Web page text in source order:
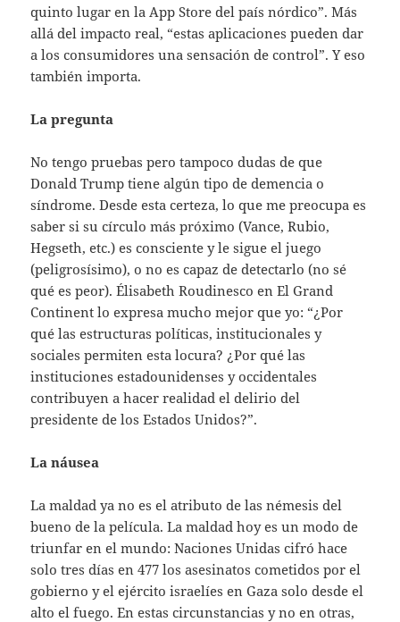
quinto lugar en la App Store del país nórdico”. Más
allá del impacto real, “estas aplicaciones pueden dar
a los consumidores una sensación de control”. Y eso
también importa.
La pregunta
No tengo pruebas pero tampoco dudas de que
Donald Trump tiene algún tipo de demencia o
síndrome. Desde esta certeza, lo que me preocupa es
saber si su círculo más próximo (Vance, Rubio,
Hegseth, etc.) es consciente y le sigue el juego
(peligrosísimo), o no es capaz de detectarlo (no sé
qué es peor). Élisabeth Roudinesco en El Grand
Continent lo expresa mucho mejor que yo: “¿Por
qué las estructuras políticas, institucionales y
sociales permiten esta locura? ¿Por qué las
instituciones estadounidenses y occidentales
contribuyen a hacer realidad el delirio del
presidente de los Estados Unidos?”.
La náusea
La maldad ya no es el atributo de las némesis del
bueno de la película. La maldad hoy es un modo de
triunfar en el mundo: Naciones Unidas cifró hace
solo tres días en 477 los asesinatos cometidos por el
gobierno y el ejército israelíes en Gaza solo desde el
alto el fuego. En estas circunstancias y no en otras,